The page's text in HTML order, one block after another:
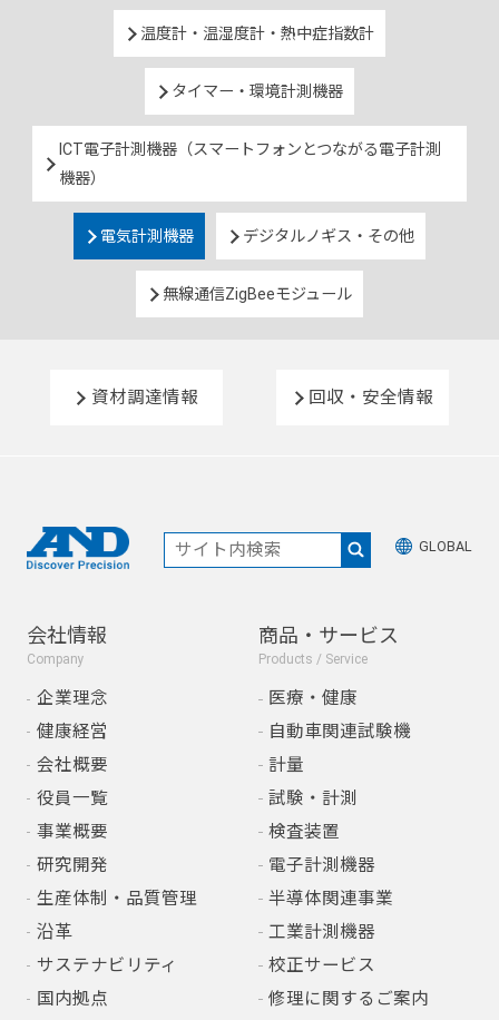
温度計・温湿度計・熱中症指数計
タイマー・環境計測機器
ICT電子計測機器（スマートフォンとつながる電子計測
機器）
電気計測機器 デジタルノギス・その他
無線通信ZigBeeモジュール
資材調達情報 回収・安全情報
GLOBAL
会社情報
Company
企業理念
健康経営
会社概要
役員一覧
事業概要
研究開発
生産体制・品質管理
沿革
サステナビリティ
国内拠点
商品・サービス
Products / Service
医療・健康
自動車関連試験機
計量
試験・計測
検査装置
電子計測機器
半導体関連事業
工業計測機器
校正サービス
修理に関するご案内